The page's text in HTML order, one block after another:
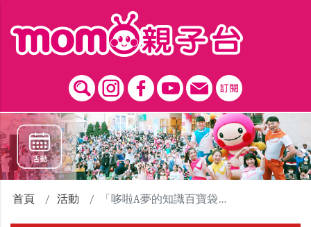
首頁 活動 「哆啦A夢的知識百寶袋！」贈獎活動